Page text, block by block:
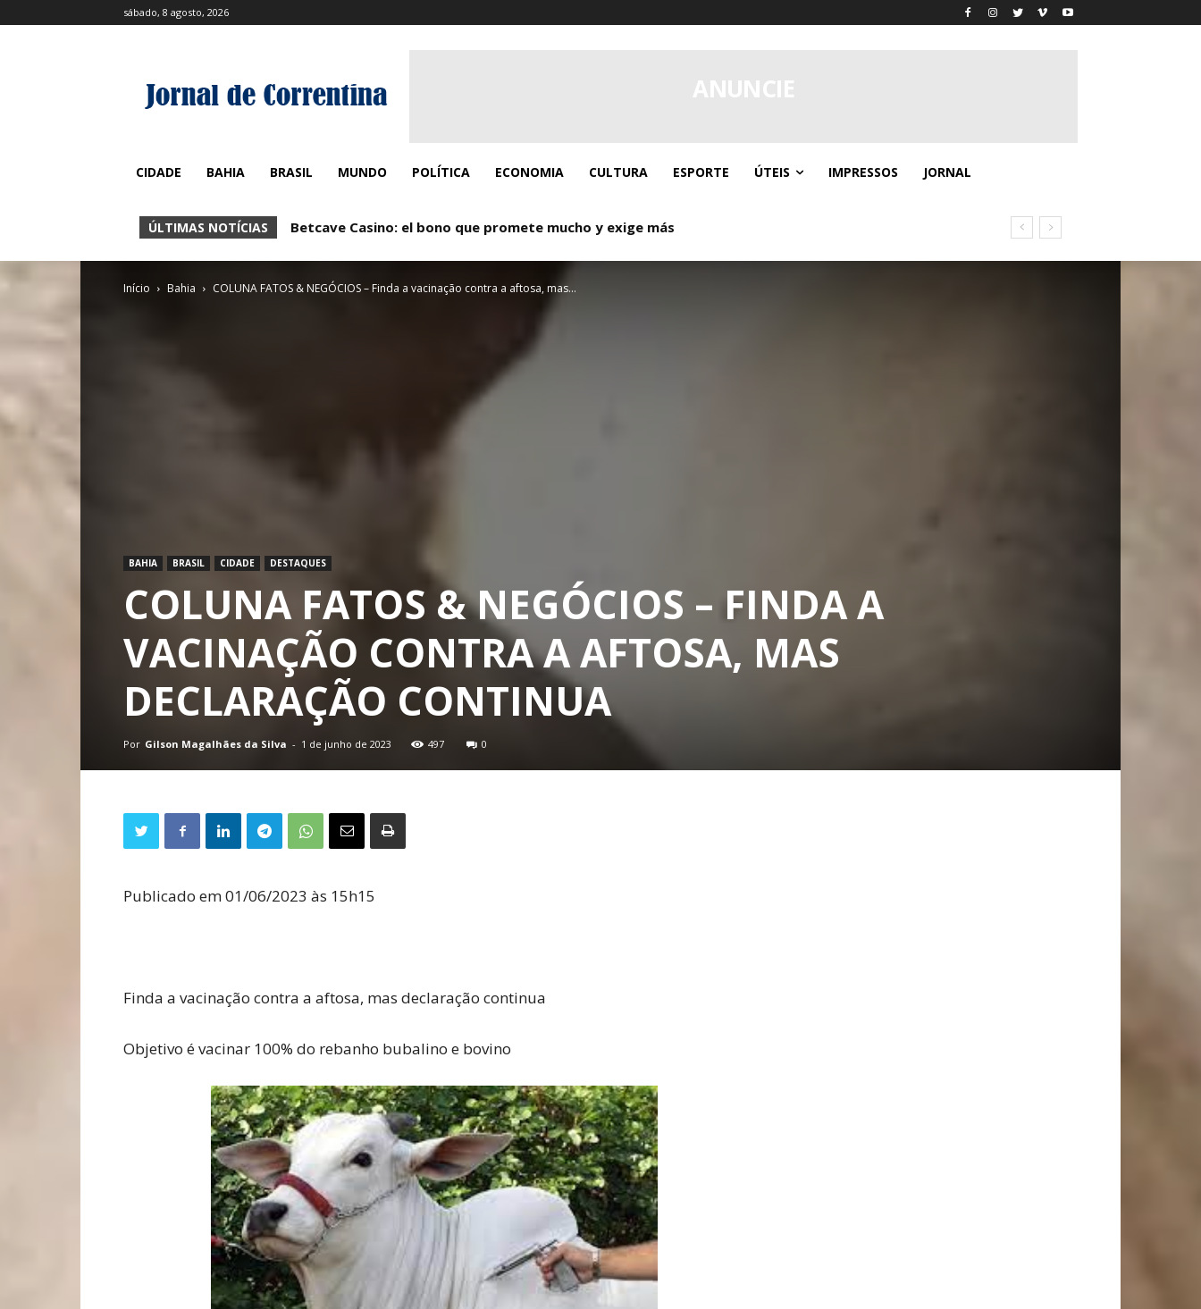
sábado, 8 agosto, 2026
CIDADE BAHIA BRASIL MUNDO POLÍTICA ECONOMIA CULTURA ESPORTE ÚTEIS IMPRESSOS JORNAL
ÚLTIMAS NOTÍCIAS Betcave Casino: el bono que promete mucho y exige más
Betcave Casino: Donde los giros gratis y el caos controlado se dan la mano
Início Bahia COLUNA FATOS & NEGÓCIOS – Finda a vacinação contra a aftosa, mas...
BAHIA BRASIL CIDADE DESTAQUES
COLUNA FATOS & NEGÓCIOS – FINDA A
VACINAÇÃO CONTRA A AFTOSA, MAS
DECLARAÇÃO CONTINUA
Por Gilson Magalhães da Silva - 1 de junho de 2023 497 0
Publicado em 01/06/2023 às 15h15
Finda a vacinação contra a aftosa, mas declaração continua
Objetivo é vacinar 100% do rebanho bubalino e bovino